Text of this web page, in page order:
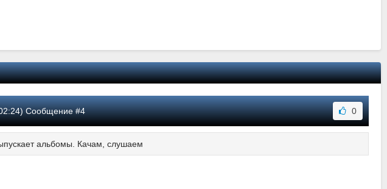
Сообщение #4 0
альбомы. Качам, слушаем